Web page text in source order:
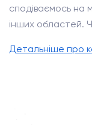
сподіваємось на
інших областей.
Детальніше про